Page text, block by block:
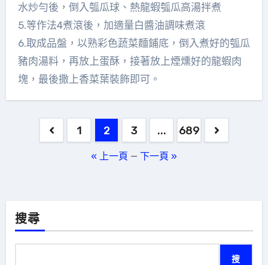
水炒勻後，倒入瓠瓜球、熱龍蝦瓠瓜高湯拌煮
5.等作法4煮滾後，加適量白醬油調味煮滾
6.取成品盤，以熟彩色蔬菜麵鋪底，倒入煮好的瓠瓜
豬肉湯料，再放上蛋酥，接著放上煙燻好的龍蝦肉
塊，最後撒上香菜葉裝飾即可。
1 2 3 ... 689
« 上一頁 — 下一頁 »
搜尋
搜